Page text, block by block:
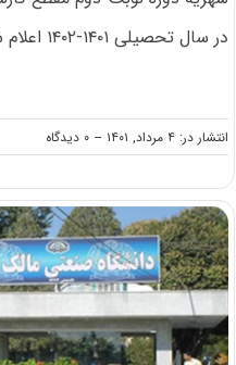
در سال تحصیلی ۱۴۰۱-۱۴۰۲ اعلام شد. به گزارش مسترتست، بنا [...]
انتشار در: ۴ مرداد, ۱۴۰۱ -- ۰ دیدگاه
on
اعلام
ارشد
شبانه
۱۴۰۱
دانشگاه
محقق
اردبیلی